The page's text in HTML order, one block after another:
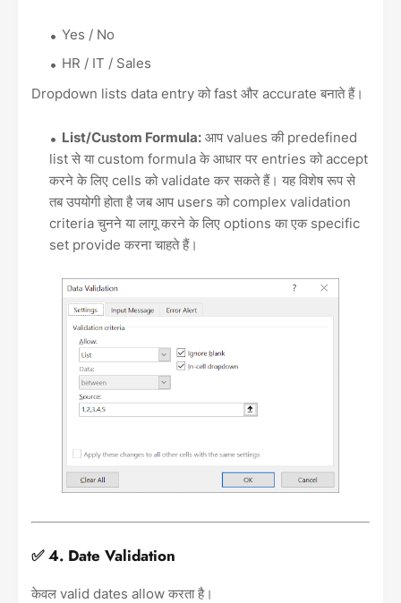
Yes / No
HR / IT / Sales
Dropdown lists data entry को fast और accurate बनाते हैं।
List/Custom Formula: आप values की predefined
list से या custom formula के आधार पर entries को accept
करने के लिए cells को validate कर सकते हैं। यह विशेष रूप से
तब उपयोगी होता है जब आप users को complex validation
criteria चुनने या लागू करने के लिए options का एक specific
set provide करना चाहते हैं।
✅ 4. Date Validation
केवल valid dates allow करता है।